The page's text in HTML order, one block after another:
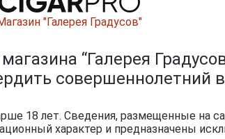
Артикул
11 801руб. - +
"Галерея Градусов"
“Галерея
совершеннолетний
18 лет. Сведения, размещенные на
характер и предназначены